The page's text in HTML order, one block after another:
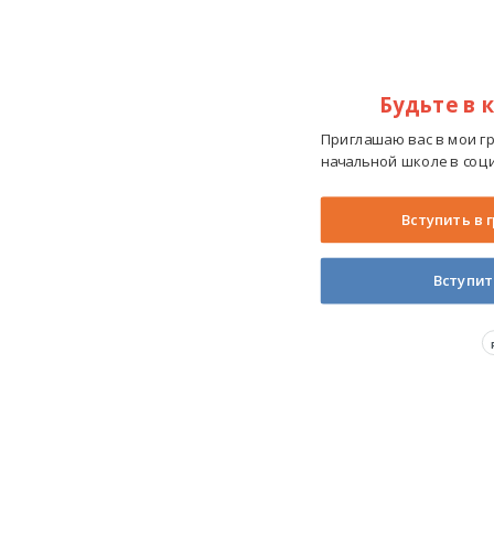
Будьте в
Приглашаю вас в мои
начальной школе в
Вступить в